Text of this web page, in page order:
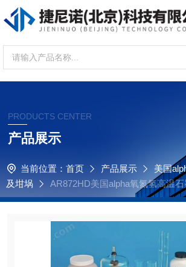
PRODUCTS CENTER
产品展示
当前位置： 首页 产品展示 美国
及坩埚
AR872HD美国alpha氧氮氢高温